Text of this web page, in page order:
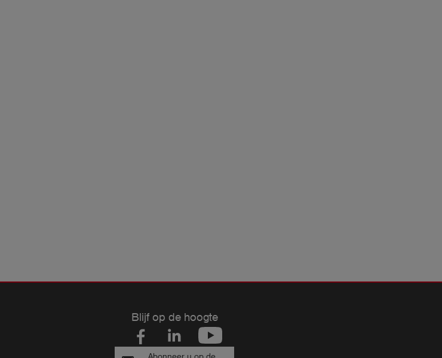
Blijf op de hoogte
Abonneer u op de